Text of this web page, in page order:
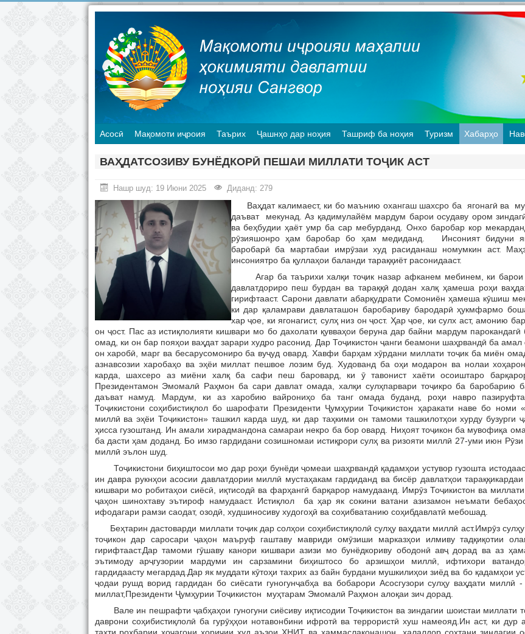
Асосӣ Мақомоти иҷроия Таърих Ҷашнҳо дар ноҳия Ташриф ба ноҳия Туризм Хабарҳо
ВАҲДАТСОЗИВУ БУНЁДКОРӢ ПЕШАИ МИЛЛАТИ ТОҶИК АСТ
Нашр шуд: 19 Июни 2025 Диданд: 279
Ваҳдат калимаест, ки бо маънию охангаш шахсро ба ягонагӣ ва
даъват мекунад. Аз қадимулайём мардум барои осудаву ором
ва беҳбудии ҳаёт умр ба cap мебурданд. Онхо баробар кор
рӯзияшонро ҳам баробар бо ҳам медиданд. Инсоният бидуни
баробарӣ ба мартабаи имрӯзаи худ расиданаш номумкин аст.
инсониятро ба қуллаҳои баланди тараққиёт расонидааст.
Агар ба таърихи халқи тоҷик назар афканем мебинем, ки барои
давлатдориро пеш бурдан ва тараққӣ додан халқ ҳамеша роҳи
гирифтааст. Сарони давлати абарқудрати Сомониён ҳамеша кӯшиш
ки дар қаламрави давлаташон баробариву бародарӣ ҳукмфармо
хар ҷое, ки ягонагист, сулҳ низ он ҷост. Ҳар ҷое, ки сулх аст, амонию
он ҷост. Пас аз истиқлолияти кишвари мо бо дахолати қувваҳои беруна дар байни мардум парокандагӣ
омад, ки он бар пояҳои ваҳдат зарари худро расонид. Дар Тоҷикистон ҷанги беамони шаҳрвандӣ ба амал
он харобӣ, марг ва бесарусомониро ба вуҷуд овард. Хавфи барҳам хӯрдани миллати тоҷик ба миён
азнавсозии харобаҳо ва эҳёи миллат пешвое лозим буд. Худованд ба оҳи модарон ва нолаи
карда, шахсеро аз миёни халқ ба сафи пеш баровард, ки ӯ тавонист хаёти осоиштаро
Президентамон Эмомалӣ Раҳмон ба сари давлат омада, халқи сулҳпарвари тоҷикро ба баробарию
даъват намуд. Мардум, ки аз харобию вайрониҳо ба танг омада буданд, роҳи навро
Тоҷикистони соҳибистиқлол бо шарофати Президенти Ҷумҳурии Тоҷикистон ҳаракати наве бо номи
миллӣ ва эҳёи Тоҷикистон» ташкил карда шуд, ки дар таҳкими он тамоми ташкилотҳои хурду бузурги
ҳисса гузоштанд. Ин амали хирадмандона самараи некро ба бор овард. Ниҳоят тоҷикон ба мувофиқа
ба дасти ҳам доданд. Бо имзо гардидани созишномаи истиқрори сулҳ ва ризояти миллӣ 27-уми июн Рӯзи
миллӣ эълон шуд.
Тоҷикистони биҳиштосои мо дар роҳи бунёди ҷомеаи шаҳрвандӣ қадамҳои устувор гузошта
ин давра рукнҳои асосии давлатдории миллӣ мустаҳакам гардиданд ва бисёр давлатҳои
кишвари мо робитаҳои сиёсӣ, иқтисодӣ ва фарҳангӣ барқарор намудаанд. Имрӯз Тоҷикистон ва миллати
ҷаҳон шинохтаву эътироф намудааст. Истиқлол ба ҳар як сокини ватани азизамон неъмати
ифодагари рамзи саодат, озодӣ, худшиносиву худогоҳӣ ва соҳибватанию соҳибдавлатӣ мебошад.
Беҳтарин дастоварди миллати тоҷик дар солҳои соҳибистиқлолӣ сулҳу ваҳдати миллӣ аст.Имрӯз сулҳу
тоҷикон дар саросари ҷаҳон маъруф гаштаву мавриди омӯзиши марказҳои илмиву тадқиқотии
гирифтааст.Дар тамоми гӯшаву канори кишвари азизи мо бунёдкориву ободонӣ авҷ дорад ва аз
эътимоду арҷгузории мардуми ин сарзамини биҳиштосо бо арзишҳои миллӣ, ифтихори
гардидаасту мегардад.Дар як муддати кӯтоҳи тахрих аз байн бурдани мушкилиҳои зиёд ва бо қадамҳои
ҷодаи рушд ворид гардидан бо сиёсати гуногунҷабҳа ва бобарори Асосгузори сулҳу ваҳдати миллӣ
миллат,Президенти Ҷумҳурии Тоҷикистон муҳтарам Эмомалӣ Раҳмон алоқаи зич дорад.
Вале ин пешрафти ҷабҳаҳои гуногуни сиёсиву иқтисодии Тоҷикистон ва зиндагии шоистаи миллати
даврони соҳибистиқлолӣ ба гурӯҳҳои нотавонбини ифротӣ ва террористӣ хуш намеояд.Ин аст, ки дур